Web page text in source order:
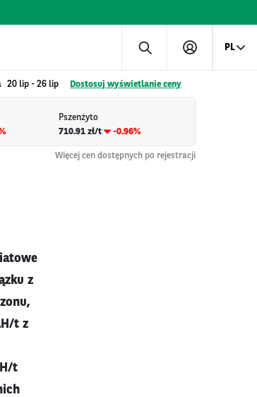
PL
20 lip - 26 lip Dostosuj wyświetlanie ceny
Pszenżyto
710.91 zł/t
-0.96%
Więcej cen dostępnych po rejestracji
z
t z
t